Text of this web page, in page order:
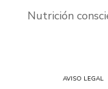
Nutrición
AVISO LEGAL